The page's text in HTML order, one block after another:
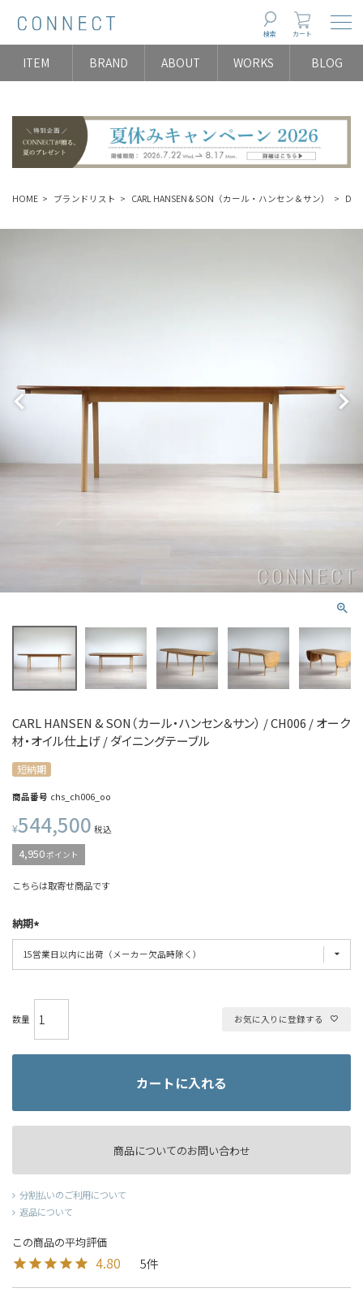
検索 カート
ITEM BRAND ABOUT WORKS BLOG
HOME ブランドリスト CARL HANSEN & SON（カール・ハンセン＆サン）
CARL HANSEN & SON（カール・ハンセン＆サン） / CH006 / オーク
材・オイル仕上げ / ダイニングテーブル
短納期
商品番号 chs_ch006_oo
¥544,500 税込
4,950ポイント
こちらは取寄せ商品です
納期
お気に入りに登録する
カートに入れる
商品についてのお問い合わせ
分割払いのご利用について
返品について
4.80 5